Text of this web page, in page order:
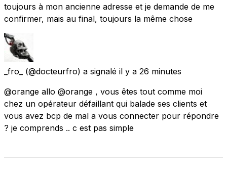
toujours à mon ancienne adresse et je demande de me
confirmer, mais au final, toujours la même chose
_fro_ (@docteurfro) a signalé il y a 26 minutes
@orange allo @orange , vous êtes tout comme moi
chez un opérateur défaillant qui balade ses clients et
vous avez bcp de mal a vous connecter pour répondre
? je comprends .. c est pas simple